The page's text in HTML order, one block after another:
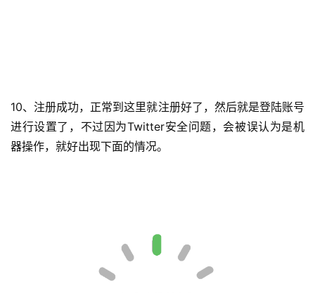
10、注册成功，正常到这里就注册好了，然后就是登陆账号
进行设置了，不过因为Twitter安全问题，会被误认为是机
器操作，就好出现下面的情况。